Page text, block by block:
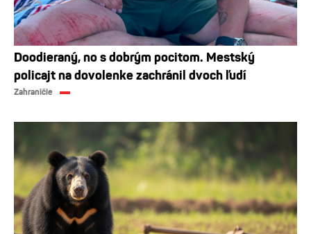
Doodieraný, no s dobrým pocitom. Mestský
policajt na dovolenke zachránil dvoch ľudí
Zahraničie